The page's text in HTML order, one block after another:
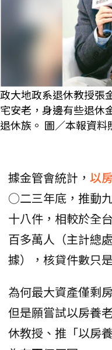
政大地政系退休教授張
宅安老，身邊有些退休
退休族。 圖／本報資料
據金管會統計， 以
○二三年底，推動
十八件，相較於全
百多萬人（主計總
據），核貸件數只
為何最大資產僅剩
但是願嘗試以房養
休教授、推「以房